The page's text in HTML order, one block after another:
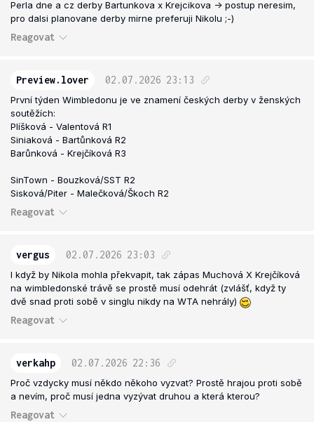
Perla dne a cz derby Bartunkova x Krejcikova -> postup neresim,
pro dalsi planovane derby mirne preferuji Nikolu ;-)
Reagovat
Preview.lover 02.07.2026 23:13
První týden Wimbledonu je ve znamení českých derby v ženských
soutěžích:
Plíšková - Valentová R1
Siniaková - Bartůnková R2
Barůnková - Krejčíková R3
SinTown - Bouzková/SST R2
Sisková/Piter - Malečková/Škoch R2
Reagovat
vergus 02.07.2026 23:03
I když by Nikola mohla překvapit, tak zápas Muchová X Krejčíková
na wimbledonské trávě se prostě musí odehrát (zvlášť, když ty
dvě snad proti sobě v singlu nikdy na WTA nehrály)
Reagovat
verkahp 02.07.2026 22:36
Proč vzdycky musí někdo někoho vyzvat? Prostě hrajou proti sobě
a nevím, proč musí jedna vyzývat druhou a která kterou?
Reagovat